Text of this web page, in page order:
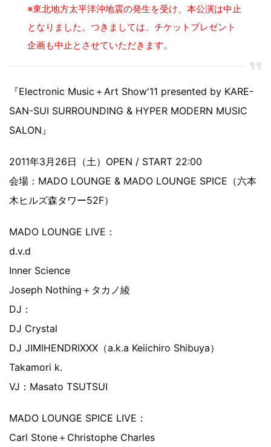
※東北地方太平洋沖地震の発生を受け、本公演は中止
となりました。つきましては、チケットプレゼント
企画も中止とさせていただきます。
『Electronic Music＋Art Show'11 presented by KARE-
SAN-SUI SURROUNDING & HYPER MODERN MUSIC
SALON』
2011年3月26日（土）OPEN / START 22:00
会場：MADO LOUNGE & MADO LOUNGE SPICE（六本
木ヒルズ森タワー52F）
MADO LOUNGE LIVE：
d.v.d
Inner Science
Joseph Nothing＋タカノ綾
DJ：
DJ Crystal
DJ JIMIHENDRIXXX（a.k.a Keiichiro Shibuya）
Takamori k.
VJ：Masato TSUTSUI
MADO LOUNGE SPICE LIVE：
Carl Stone＋Christophe Charles